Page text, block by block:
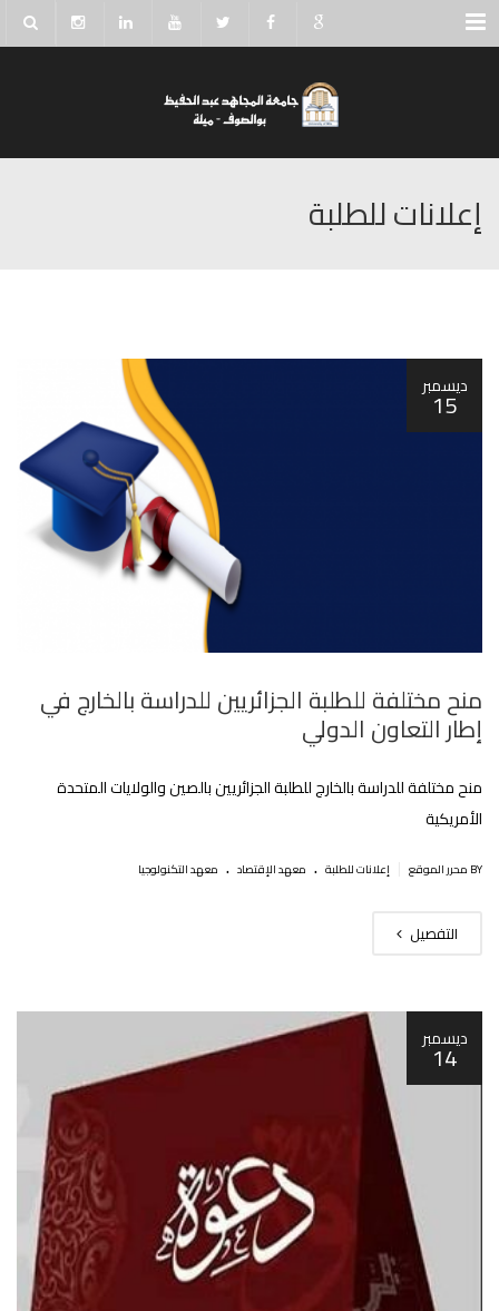
Menu
إعلانات للطلبة
ديسمبر
15
منح مختلفة للطلبة الجزائريين للدراسة بالخارج في
إطار التعاون الدولي
منح مختلفة للدراسة بالخارج للطلبة الجزائريين بالصين والولايات المتحدة
الأمريكية
BY محرر الموقع إعلانات للطلبة . معهد الإقتصاد . معهد التكنولوجيا
التفصيل
ديسمبر
14